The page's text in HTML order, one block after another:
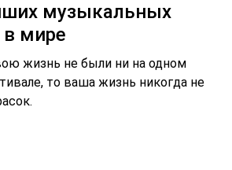
музыкальных
в мире
жизнь не были ни на одном
то ваша жизнь никогда не